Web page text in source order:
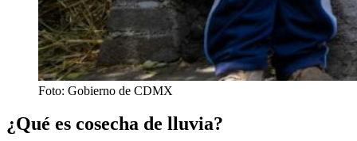
Foto: Gobierno de CDMX
¿Qué es cosecha de lluvia?